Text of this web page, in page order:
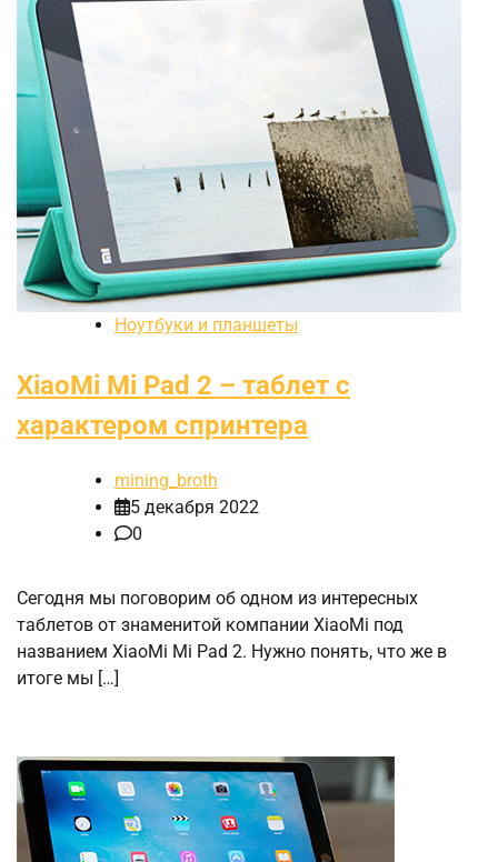
Ноутбуки и планшеты
XiaoMi Mi Pad 2 – таблет с
характером спринтера
mining_broth
5 декабря 2022
0
Сегодня мы поговорим об одном из интересных
таблетов от знаменитой компании XiaoMi под
названием XiaoMi Mi Pad 2. Нужно понять, что же в
итоге мы […]